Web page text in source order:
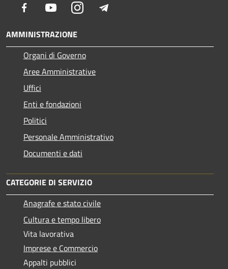
Facebook YoutubeInstagram
AMMINISTRAZIONE
Organi di Governo
Aree Amministrative
Uffici
Enti e fondazioni
Politici
Personale Amministrativo
Documenti e dati
CATEGORIE DI SERVIZIO
Anagrafe e stato civile
Cultura e tempo libero
Vita lavorativa
Imprese e Commercio
Appalti pubblici